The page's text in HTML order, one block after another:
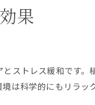
の深い関係
やされる理由
感と健康維持
果
ストレス緩和です
は科学的にもリラ